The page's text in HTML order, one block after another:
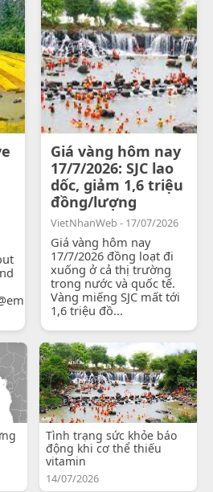
how-
Giá vàng hôm nay
17/7/2026: SJC lao
dốc, giảm 1,6 triệu
đồng/lượng
VietNhanWeb - 17/07/2026
Giá vàng hôm nay
17/7/2026 đồng loạt đi
xuống ở cả thị trường
trong nước và quốc tế.
Vàng miếng SJC mất tới
1,6 triệu đồ...
Tình trạng sức khỏe báo
động khi cơ thể thiếu
vitamin
14/07/2026